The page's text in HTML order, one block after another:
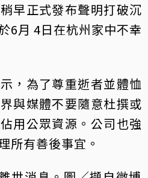
早正式發布聲明打破沉
6月 4日在杭州家中不幸
，為了尊重逝者並體恤
與媒體不要隨意杜撰或
用公眾資源。公司也強
所有善後事宜。